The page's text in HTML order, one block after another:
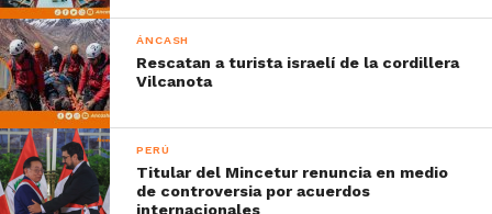
ÁNCASH
Rescatan a turista israelí de la cordillera
Vilcanota
PERÚ
Titular del Mincetur renuncia en medio
de controversia por acuerdos
internacionales